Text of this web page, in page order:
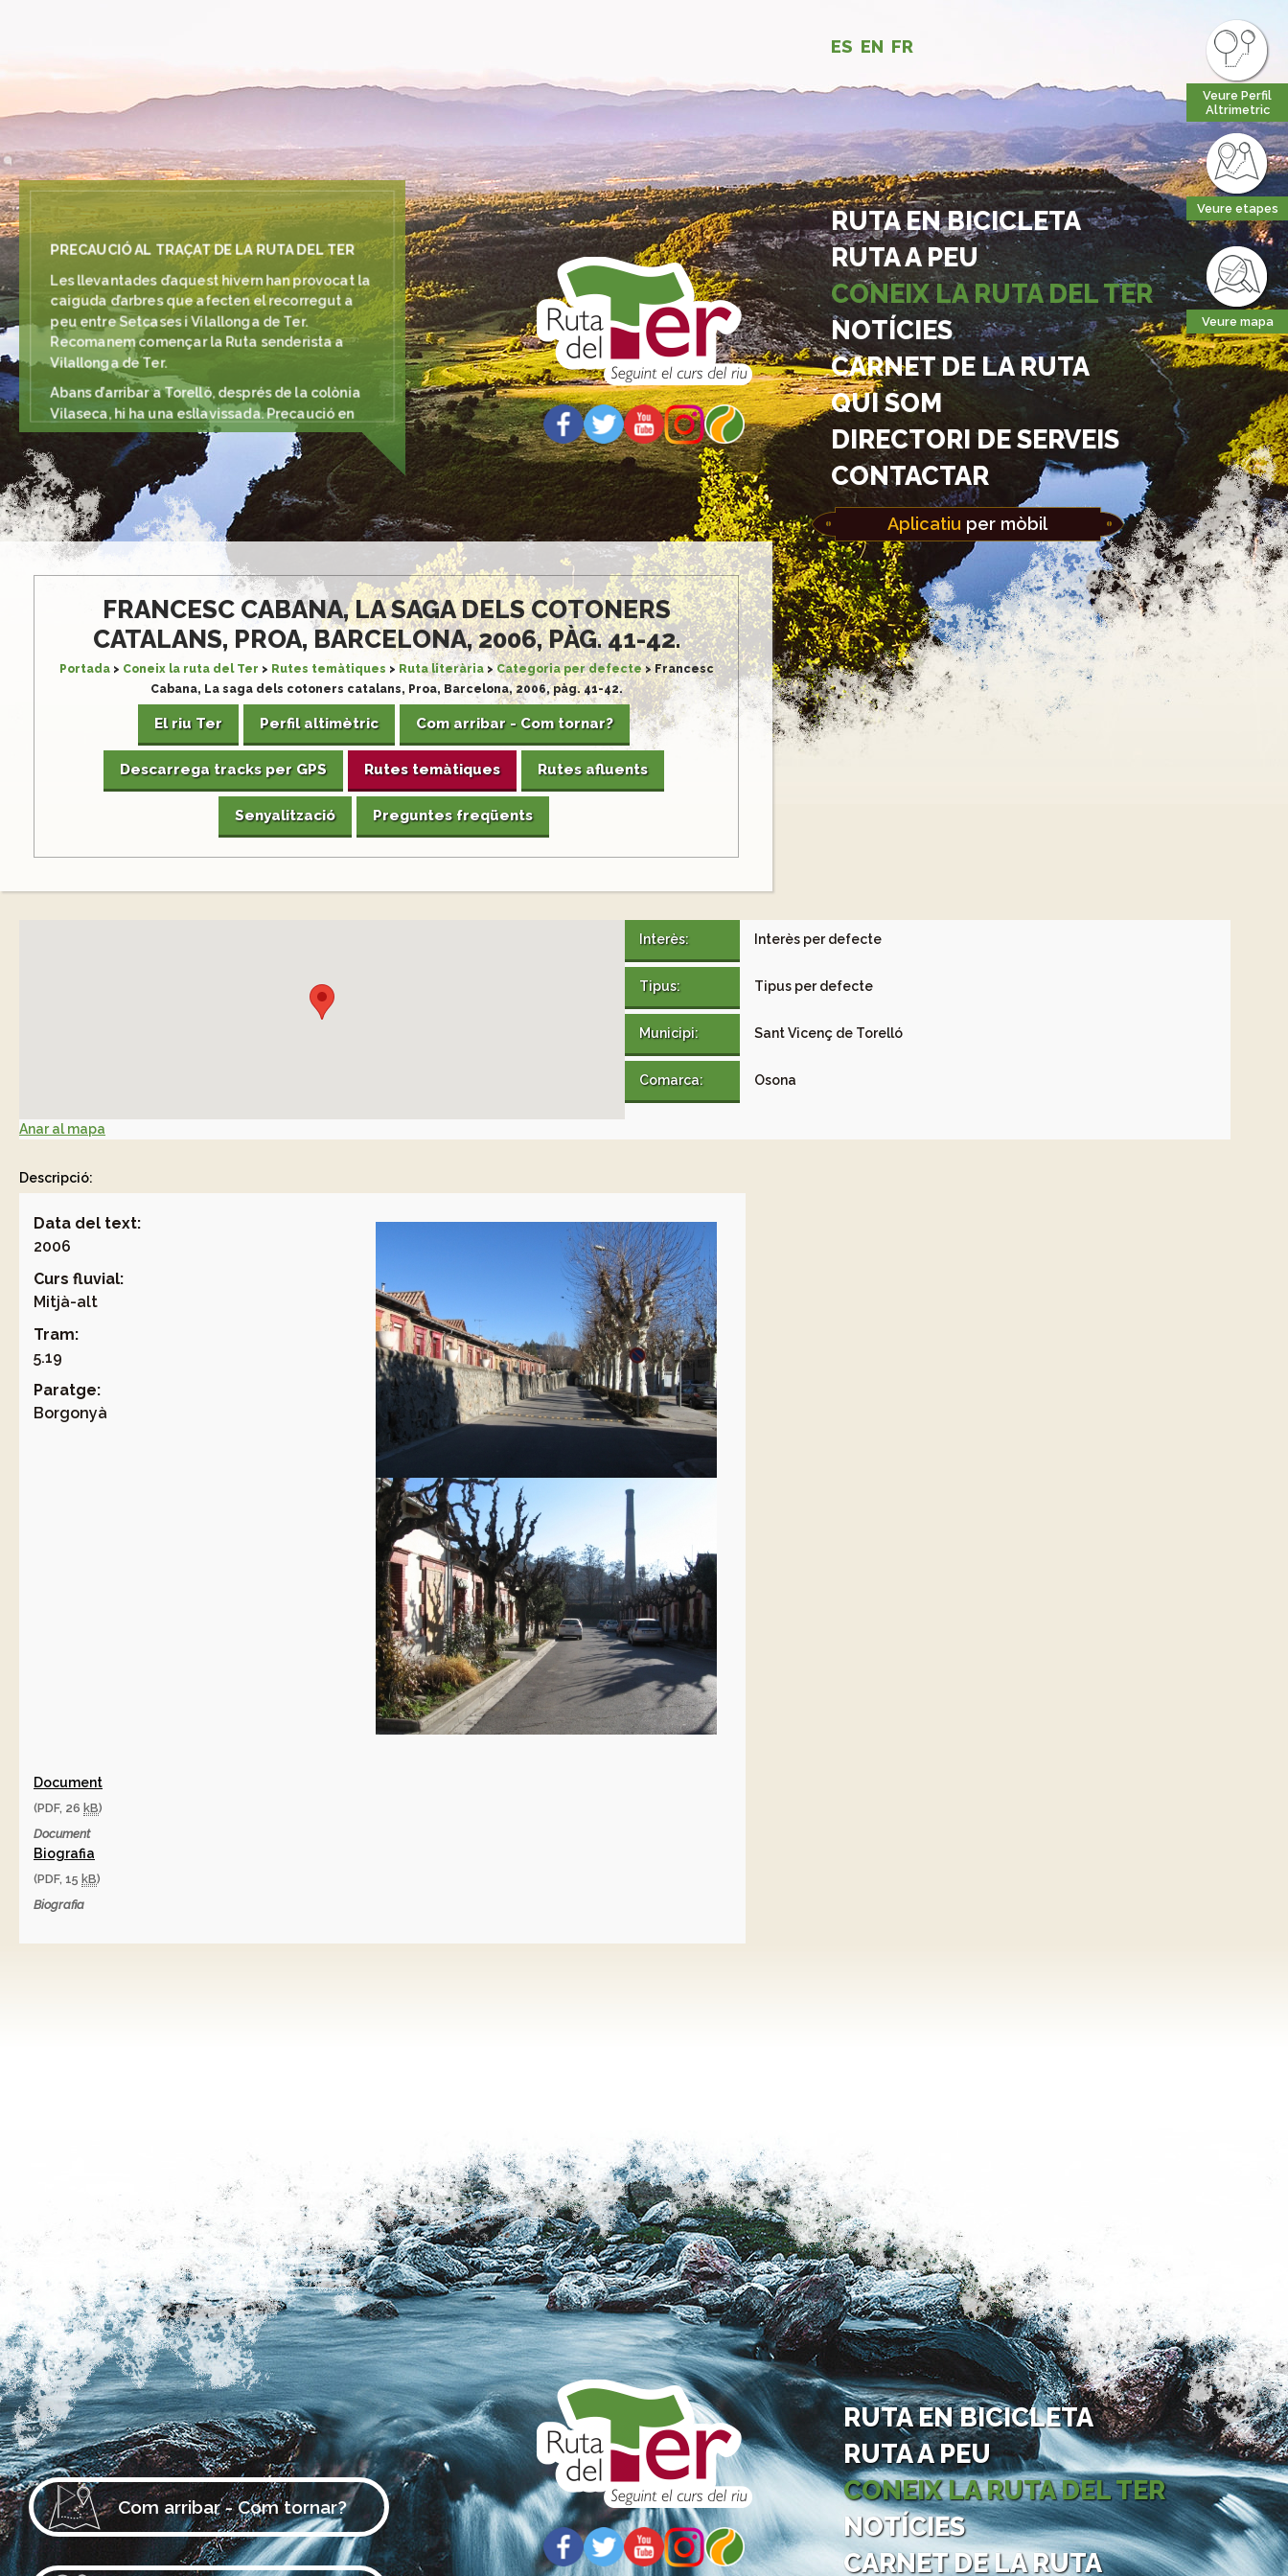
Veure Perfil
Altrimetric
Veure etapes
Veure mapa
PRECAUCIÓ AL TRAÇAT DE LA RUTA DEL TER
Les llevantades d’aquest hivern han provocat la
caiguda d’arbres que afecten el recorregut a
peu entre Setcases i Vilallonga de Ter.
Recomanem començar la Ruta senderista a
Vilallonga de Ter.
Abans d’arribar a Torelló, després de la colònia
Vilaseca, hi ha una esllavissada. Precaució en
passar-hi.
S'està treballant per restablir la normalitat.
ES EN FR
RUTA EN BICICLETA
RUTA A PEU
CONEIX LA RUTA DEL TER
NOTÍCIES
CARNET DE LA RUTA
QUI SOM
DIRECTORI DE SERVEIS
CONTACTAR
Aplicatiu per mòbil
FRANCESC CABANA, LA SAGA DELS COTONERS
CATALANS, PROA, BARCELONA, 2006, PÀG. 41-42.
Portada> Coneix la ruta del Ter > Rutes temàtiques > Ruta literària> Categoria per defecte>Francesc
Cabana, La saga dels cotoners catalans, Proa, Barcelona, 2006, pàg. 41-42.
El riu Ter Perfil altimètric Com arribar - Com tornar?
Descarrega tracks per GPS Rutes temàtiques Rutes afluents
Senyalització Preguntes freqüents
Anar al mapa
Interès: Interès per defecte
Tipus: Tipus per defecte
Municipi: Sant Vicenç de Torelló
Comarca: Osona
Descripció:
Data del text:
2006
Curs fluvial:
Mitjà-alt
Tram:
5.19
Paratge:
Borgonyà
Document
(PDF, 26 kB)
Document
Biografia
(PDF, 15 kB)
Biografia
Com arribar - Com tornar?
RUTA EN BICICLETA
RUTA A PEU
CONEIX LA RUTA DEL TER
NOTÍCIES
CARNET DE LA RUTA